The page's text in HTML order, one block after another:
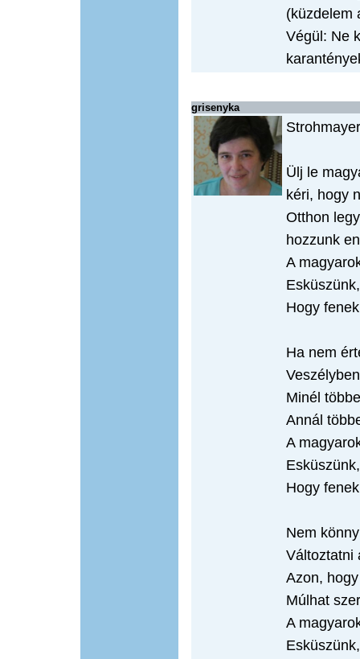
(küzdelem
Végül: Ne
grisenyka
Ülj le
kéri, hogy
Otthon
hozzunk
A
Esküszünk,
Hogy
Ha nem
Minél
Annál
A
Esküszünk,
Hogy
Nem
Változtatni
Azon,
Múlhat
A
Esküszünk,